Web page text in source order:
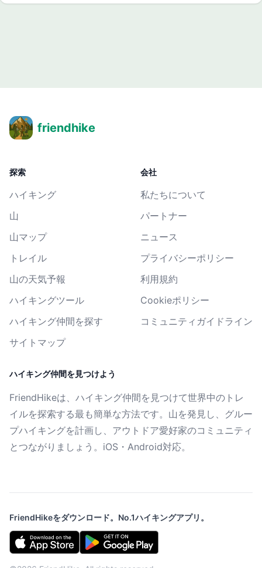
friendhike
探索
ハイキング
山
山マップ
トレイル
山の天気予報
ハイキングツール
ハイキング仲間を探す
サイトマップ
会社
私たちについて
パートナー
ニュース
プライバシーポリシー
利用規約
Cookieポリシー
コミュニティガイドライン
ハイキング仲間を見つけよう
FriendHikeは、ハイキング仲間を見つけて世界中のトレ
イルを探索する最も簡単な方法です。山を発見し、グルー
プハイキングを計画し、アウトドア愛好家のコミュニティ
とつながりましょう。iOS・Android対応。
FriendHikeをダウンロード。No.1ハイキングアプリ。